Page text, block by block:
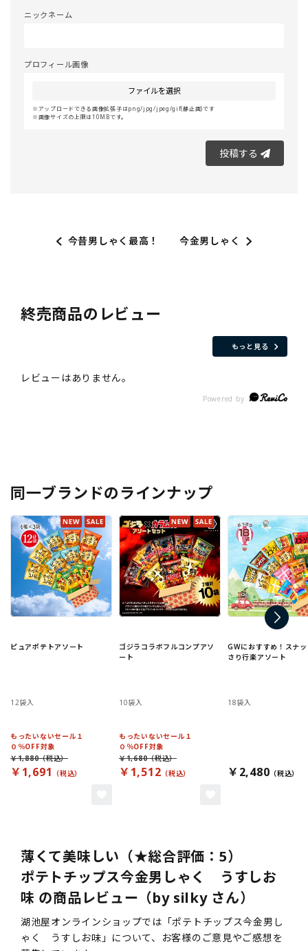
ニックネーム
プロフィール画像
ファイルを選択
アップロードできる画像拡張子はpng/jpg/jpeg/gif(静止画)です
画像サイズの上限は10MBです。
投稿する
今昔男しゃく最高！ 今金男しゃく
終売商品のレビュー
もっと見る
同一ブランドのラインナップ
ピュアポテトアソート
12袋入
もったいないセール１
０％OFF対象
￥1,691
￥1,880
ゴジラコラボフルコンプアソ
ート
10袋入
もったいないセール１
０％OFF対象
￥1,512
￥1,680
GWにおすすめ！スナ
さり行楽アソート
18袋入
￥2,480
薄くて美味しい（★総合評価：5）
ポテトチップス今金男しゃく うすしお
味 の商品レビュー（by silky さん）
湖池屋オンラインショップでは「ポテトチップス今金男し
ゃく うすしお味」について、お客様のご意見やご感想を